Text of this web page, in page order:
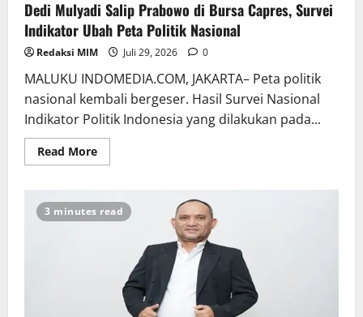
Dedi Mulyadi Salip Prabowo di Bursa Capres, Survei
Indikator Ubah Peta Politik Nasional
Redaksi MIM Juli 29, 2026 0
MALUKU INDOMEDIA.COM, JAKARTA– Peta politik
nasional kembali bergeser. Hasil Survei Nasional
Indikator Politik Indonesia yang dilakukan pada...
Read More
3 minutes read